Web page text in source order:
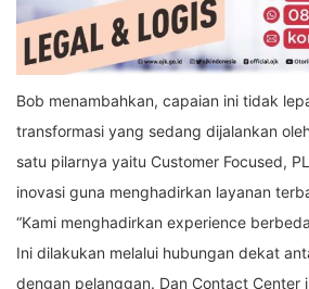
Bob menambahkan, capaian ini tidak
transformasi yang sedang dijalankan
satu pilarnya yaitu Customer Focused,
inovasi guna menghadirkan layanan
“Kami menghadirkan experience
Ini dilakukan melalui hubungan dekat
dengan pelanggan. Dan Contact Center